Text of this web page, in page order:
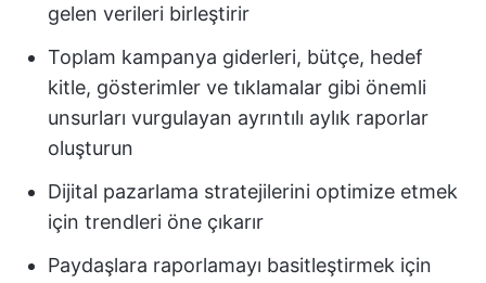
gelen verileri birleştirir
Toplam kampanya giderleri, bütçe, hedef
kitle, gösterimler ve tıklamalar gibi önemli
unsurları vurgulayan ayrıntılı aylık raporlar
oluşturun
Dijital pazarlama stratejilerini optimize etmek
için trendleri öne çıkarır
Paydaşlara raporlamayı basitleştirmek için